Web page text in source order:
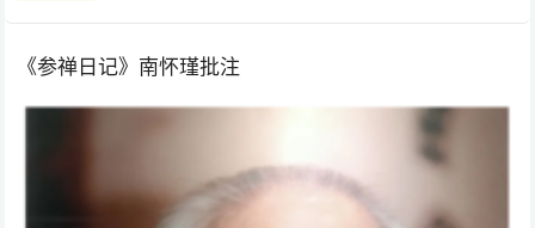
《参禅日记》南怀瑾批注